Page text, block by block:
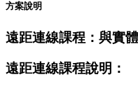
方案說明
遠距連線課程：與實
遠距連線課程說明：